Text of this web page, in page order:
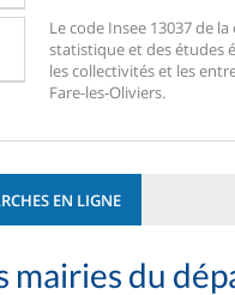
Le code Insee 13037 de
statistique et des études
les collectivités et les
Fare-les-Oliviers.
EN LIGNE
mairies du